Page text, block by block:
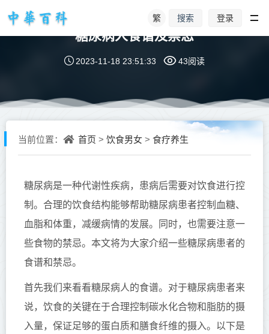
繁 搜索 登录
糖尿病人食谱及禁忌
2023-11-18 23:51:33 43阅读
当前位置： 首页 > 饮食男女 > 食疗养生
糖尿病是一种代谢性疾病，患病后需要对饮食进行控
制。合理的饮食结构能够帮助糖尿病患者控制血糖、
血脂和体重，减缓病情的发展。同时，也需要注意一
些食物的禁忌。本文将为大家介绍一些糖尿病患者的
食谱和禁忌。
首先我们来看看糖尿病人的食谱。对于糖尿病患者来
说，饮食的关键在于合理控制碳水化合物和脂肪的摄
入量，保证足够的蛋白质和膳食纤维的摄入。以下是